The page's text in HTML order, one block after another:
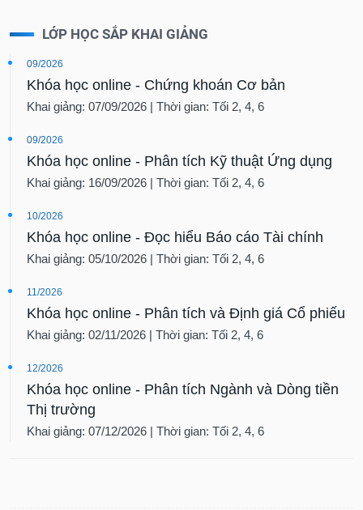
LỚP HỌC SẮP KHAI GIẢNG
09/2026
Khóa học online - Chứng khoán Cơ bản
Khai giảng: 07/09/2026 | Thời gian: Tối 2, 4, 6
09/2026
Khóa học online - Phân tích Kỹ thuật Ứng dụng
Khai giảng: 16/09/2026 | Thời gian: Tối 2, 4, 6
10/2026
Khóa học online - Đọc hiểu Báo cáo Tài chính
Khai giảng: 05/10/2026 | Thời gian: Tối 2, 4, 6
11/2026
Khóa học online - Phân tích và Định giá Cổ phiếu
Khai giảng: 02/11/2026 | Thời gian: Tối 2, 4, 6
12/2026
Khóa học online - Phân tích Ngành và Dòng tiền
Thị trường
Khai giảng: 07/12/2026 | Thời gian: Tối 2, 4, 6